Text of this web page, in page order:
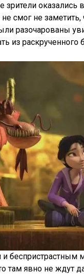
зрители
смог не заметить,
разочарованы
из раскрученного
и
там явно не ждут